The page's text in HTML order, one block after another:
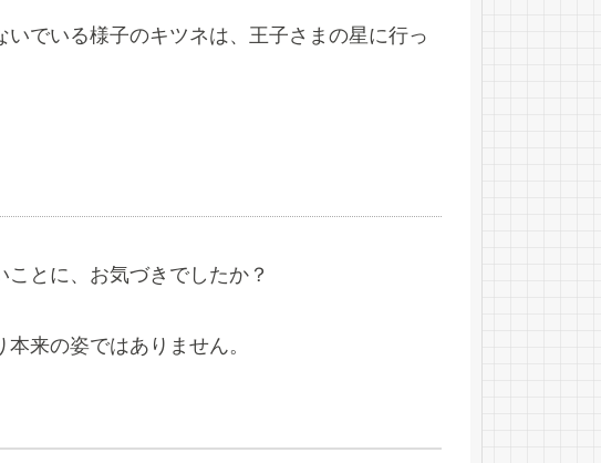
でいる様子のキツネは、王子さまの星に行っ
とに、お気づきでしたか？
来の姿ではありません。